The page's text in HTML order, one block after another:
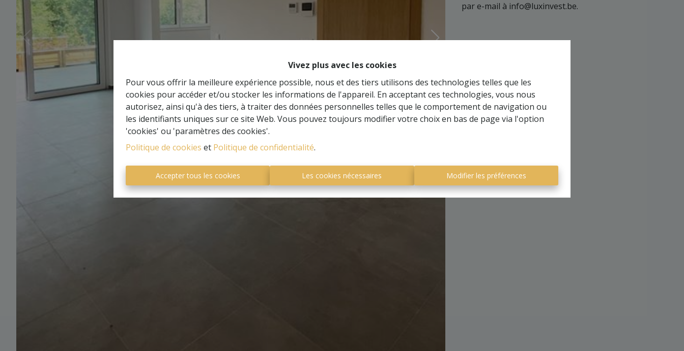
Vivez plus avec les cookies
Pour vous offrir la meilleure expérience possible, nous et des tiers utilisons des technologies telles que les
cookies pour accéder et/ou stocker les informations de l'appareil. En acceptant ces technologies, vous nous
autorisez, ainsi qu'à des tiers, à traiter des données personnelles telles que le comportement de navigation ou
les identifiants uniques sur ce site Web. Vous pouvez toujours modifier votre choix en bas de page via l'option
'cookies' ou 'paramètres des cookies'.
Politique de cookies et Politique de confidentialité.
Accepter tous les cookies Les cookies nécessaires Modifier les préférences
par e-mail à info@luxinvest.be.